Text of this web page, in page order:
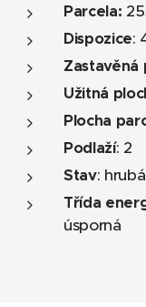
Parcela:
Dispozice:
Zastavěná
Užitná
Plocha
Podlaží: 2
Stav:
Třída
úsporná